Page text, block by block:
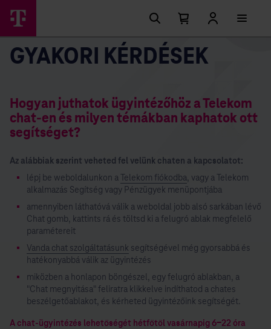
lehetőségek
Kosárban
elemek
száma
Kosár
GYAKORI KÉRDÉSEK
Hogyan juthatok ügyintézőhöz a Telekom
chat-en és milyen témákban kaphatok ott
segítséget?
Az alábbiak szerint veheted fel velünk chaten a kapcsolatot:
lépj be weboldalunkon aTelekom fiókodba, vagy a Telekom
alkalmazás Segítség vagy Pénzügyek menüpontjába
amennyiben láthatóvá válik a weboldal jobb alsó sarkában lévő
Chat gomb, kattints rá és töltsd ki a felugró ablak megfelelő
paramétereit
Vanda chat szolgáltatásunk segítségével még gyorsabbá és
hatékonyabbá válik az ügyintézés
miközben a honlapon böngészel, egy felugró ablakban, a
"Chat megnyitása" feliratra klikkelve indíthatod a chates
beszélgetőablakot, és kérheted ügyintézőink segítségét.
A chat-ügyintézés lehetőségét hétfőtől vasárnapig 6-22 óra